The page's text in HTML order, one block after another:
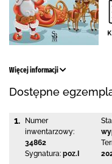
Więcej informacji
Dostępne
1.
Numer
inwentarzowy:
34862
Sygnatura: poz.I